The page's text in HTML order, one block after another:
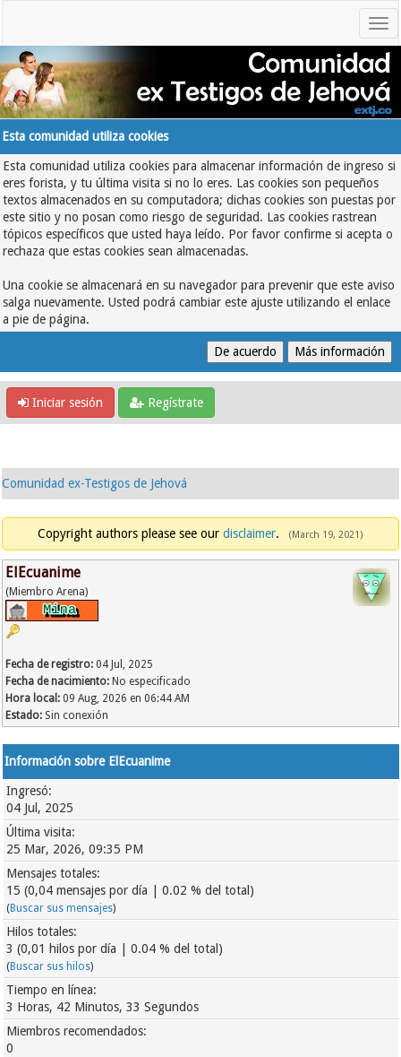
Esta comunidad utiliza cookies
Esta comunidad utiliza cookies para almacenar información de ingreso si
eres forista, y tu última visita si no lo eres. Las cookies son pequeños
textos almacenados en su computadora; dichas cookies son puestas por
este sitio y no posan como riesgo de seguridad. Las cookies rastrean
tópicos específicos que usted haya leído. Por favor confirme si acepta o
rechaza que estas cookies sean almacenadas.
Una cookie se almacenará en su navegador para prevenir que este aviso
salga nuevamente. Usted podrá cambiar este ajuste utilizando el enlace
a pie de página.
Iniciar sesión Regístrate
Comunidad ex-Testigos de Jehová
Copyright authors please see our disclaimer. (March 19, 2021)
ElEcuanime
(Miembro Arena)
Fecha de registro: 04 Jul, 2025
Fecha de nacimiento: No especificado
Hora local: 09 Aug, 2026 en 06:44 AM
Estado: Sin conexión
Información sobre ElEcuanime
Ingresó:
04 Jul, 2025
Última visita:
25 Mar, 2026, 09:35 PM
Mensajes totales:
15 (0,04 mensajes por día | 0.02 % del total)
(Buscar sus mensajes)
Hilos totales:
3 (0,01 hilos por día | 0.04 % del total)
(Buscar sus hilos)
Tiempo en línea:
3 Horas, 42 Minutos, 33 Segundos
Miembros recomendados:
0